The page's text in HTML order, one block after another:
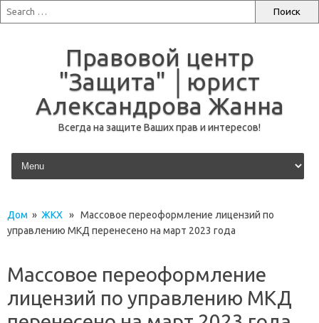
Правовой центр
"Защита" │юрист
Александрова Жанна
Всегда на защите Ваших прав и интересов!
перейти к содержанию
Дом » ЖКХ » Массовое переоформление лицензий по
управлению МКД перенесено на март 2023 года
Массовое переоформление
лицензий по управлению МКД